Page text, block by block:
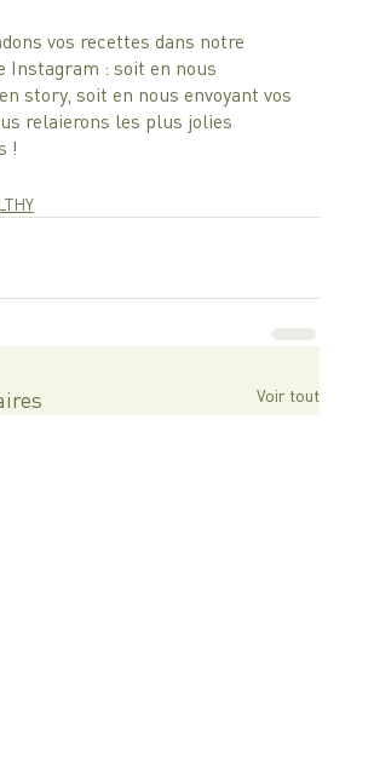
vos recettes dans notre
Instagram : soit en nous
story, soit en nous envoyant vos
relaierons les plus jolies
!
Voir tout